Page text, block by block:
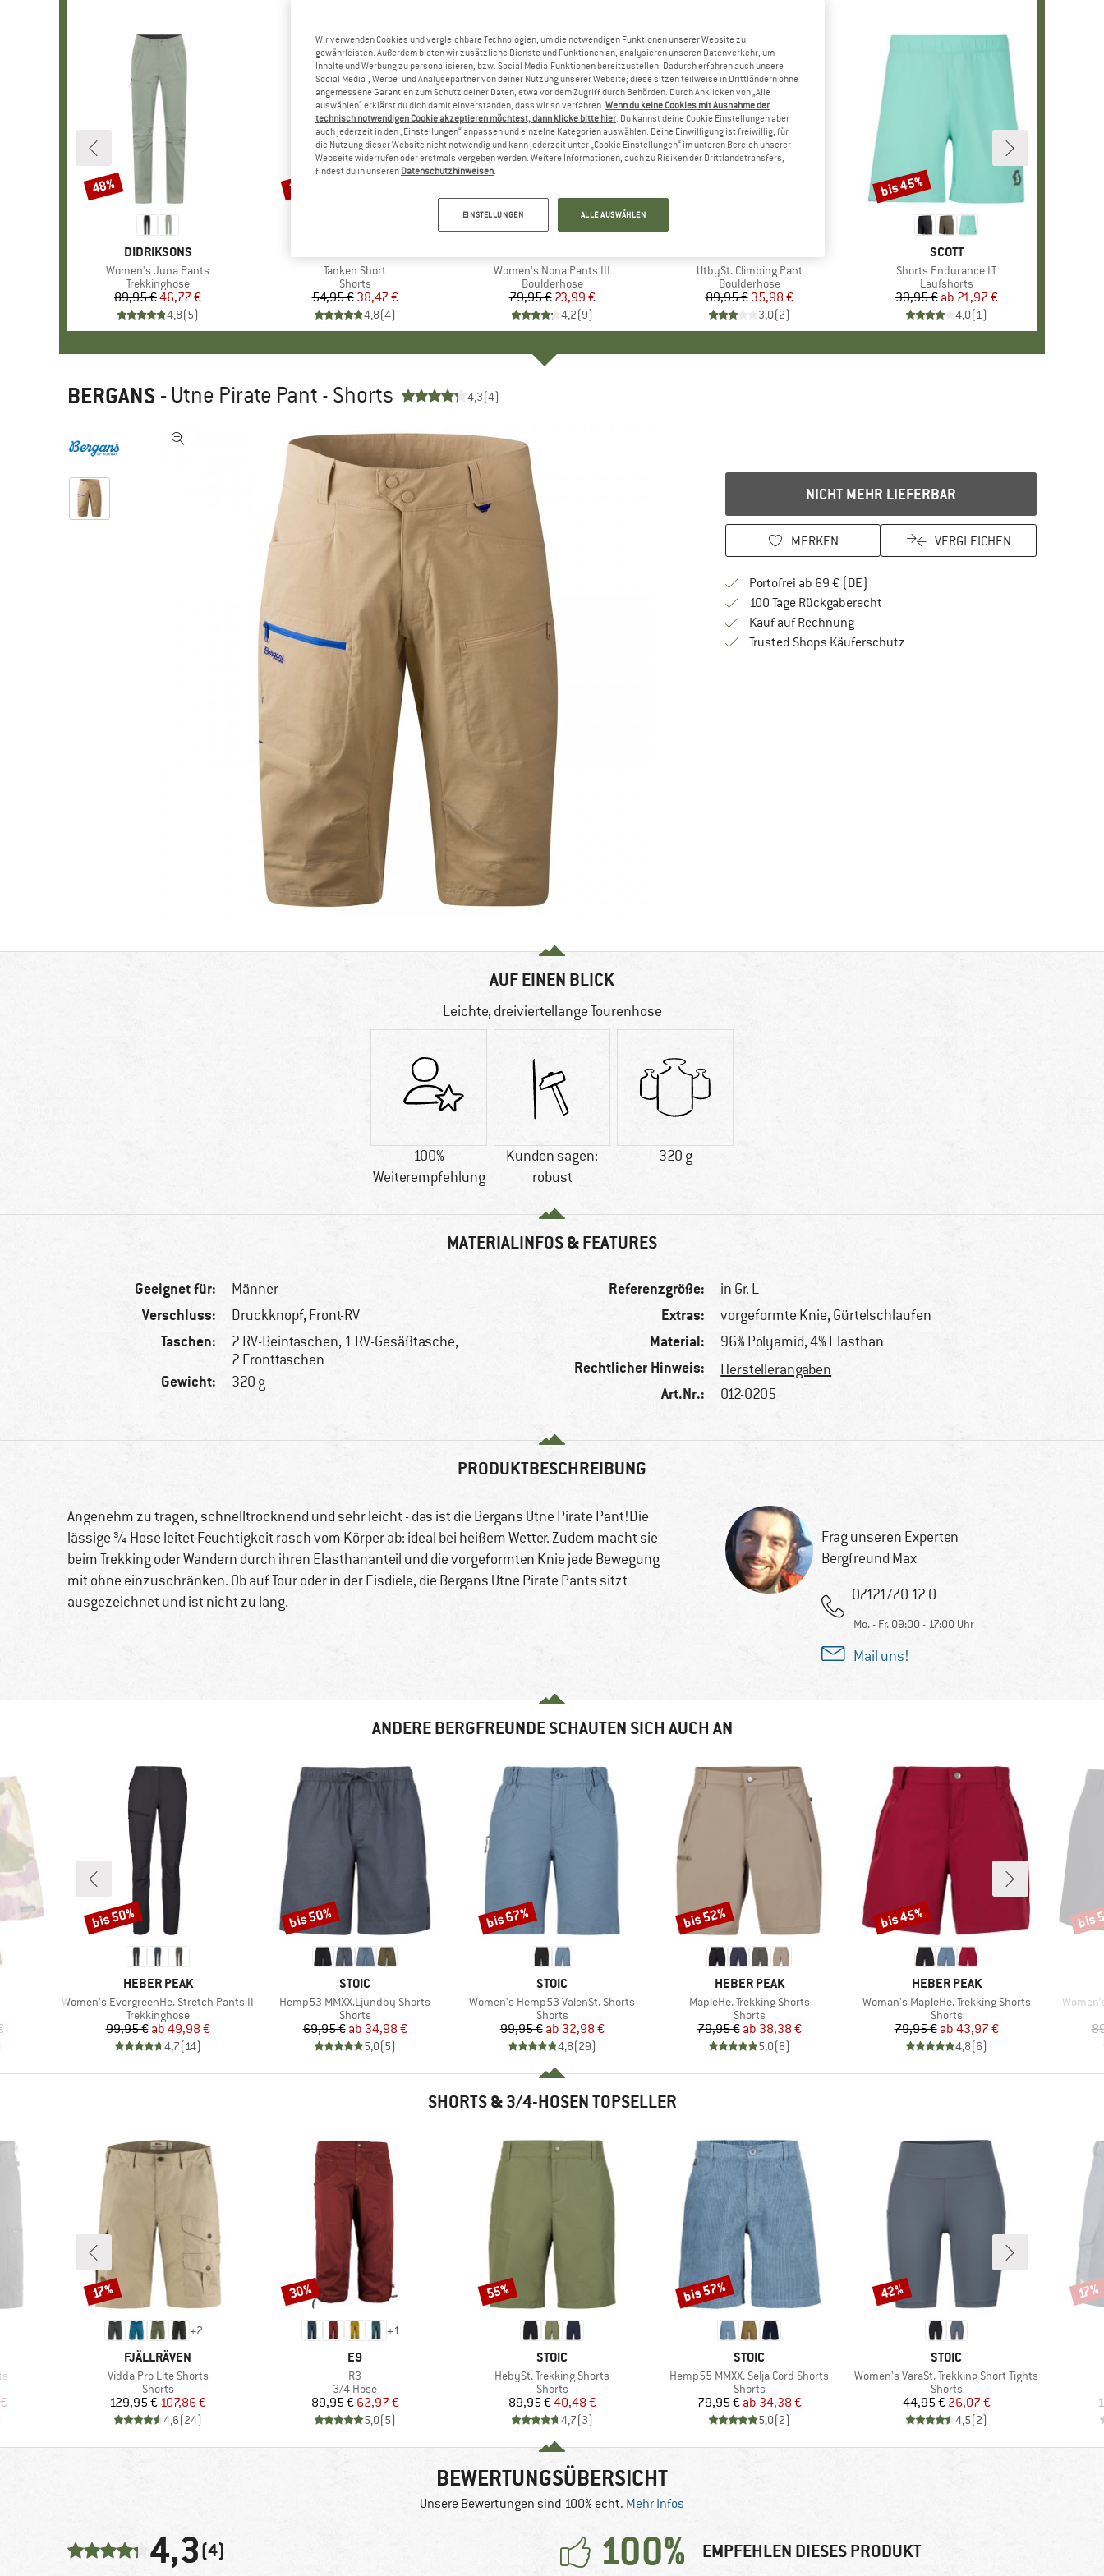
MARKE
DIDRIKSONS
Artikel
Women's Juna Pants
Produktgruppe
Trekkinghose
Preis
89,95 €reduzierter Preis
46,77 €
4,8(5)
Rabatt
48%
Artikel
Tanken Short
Produktgruppe
Shorts
Preis
54,95 € reduzierter Preis
38,47 €
4,8(4)
Rabatt
30%
Artikel
Women's Nona Pants III
Produktgruppe
Boulderhose
Preis
79,95 €reduzierter Preis
23,99 €
4,2(9)
Artikel
UtbySt. Climbing Pant
Produktgruppe
Boulderhose
Preis
89,95 € reduzierter Preis
35,98 €
3,0(2)
MARKE
SCOTT
Artikel
Shorts Endurance LT
Produktgruppe
Laufshorts
Preis
39,95 € reduzierter Preis
ab 21,97 €
4,0(1)
Rabatt
bis 45%
BERGANS - Utne Pirate Pant - Shorts 4,3(4)
NICHT MEHR LIEFERBAR
MERKEN VERGLEICHEN
Portofrei ab 69 € (DE)
100 Tage RückgaberechtGehe hier zu den Rückgabe-Richtlinien
Kauf auf RechnungFinde die Zahlungs-Infos hier! Öffnet sich in
Trusted Shops KäuferschutzFinde alle Infos hier!
AUF EINEN BLICK
Leichte, dreiviertellange Tourenhose
100%
Weiterempfehlung
Kunden sagen:
robust
320 g
MATERIALINFOS & FEATURES
Geeignet für: Männer
Verschluss: Druckknopf, Front-RV
Taschen:
2 RV-Beintaschen, 1 RV-Gesäßtasche,
2 Fronttaschen
Gewicht: 320 g
Referenzgröße: in Gr. L
Extras: vorgeformte Knie, Gürtelschlaufen
Material: 96% Polyamid, 4% Elasthan
Rechtlicher Hinweis: Herstellerangaben
Art.Nr.: 012-0205
PRODUKTBESCHREIBUNG
Angenehm zu tragen, schnelltrocknend und sehr leicht - das ist die Bergans Utne Pirate Pant!Die
lässige ¾ Hose leitet Feuchtigkeit rasch vom Körper ab: ideal bei heißem Wetter. Zudem macht sie
beim Trekking oder Wandern durch ihren Elasthananteil und die vorgeformten Knie jede Bewegung
mit ohne einzuschränken. Ob auf Tour oder in der Eisdiele, die Bergans Utne Pirate Pants sitzt
ausgezeichnet und ist nicht zu lang.
Frag unseren Experten
Bergfreund Max
07121/70 12 0
Mo. - Fr. 09:00 - 17:00 Uhr
Mail uns!
ANDERE BERGFREUNDE SCHAUTEN SICH AUCH AN
Preis
MARKE
HEBER PEAK
Artikel
Women's EvergreenHe. Stretch Pants II
Produktgruppe
Trekkinghose
Preis
99,95 € reduzierter Preis
ab 49,98 €
4,7(14)
Rabatt
bis 50%
MARKE
STOIC
Artikel
Hemp53 MMXX.Ljundby Shorts
Produktgruppe
Shorts
Preis
69,95 € reduzierter Preis
ab 34,98 €
5,0(5)
Rabatt
bis 50%
MARKE
STOIC
Artikel
Women's Hemp53 ValenSt. Shorts
Produktgruppe
Shorts
Preis
99,95 € reduzierter Preis
ab 32,98 €
4,8(29)
Rabatt
bis 67%
MARKE
HEBER PEAK
Artikel
MapleHe. Trekking Shorts
Produktgruppe
Shorts
Preis
79,95 € reduzierter Preis
ab 38,38 €
5,0(8)
Rabatt
bis 52%
MARKE
HEBER PEAK
Artikel
Woman's MapleHe. Trekking Shorts
Produktgruppe
Shorts
Preis
79,95 € reduzierter Preis
ab 43,97 €
4,8(6)
Rabatt
bis 45%
Artikel
bis
SHORTS & 3/4-HOSEN TOPSELLER
Preis
+2
MARKE
FJÄLLRÄVEN
Artikel
Vidda Pro Lite Shorts
Produktgruppe
Shorts
Preis
129,95 €reduzierter Preis
107,86 €
4,6(24)
Rabatt
17%
+1
MARKE
E9
Artikel
R3
Produktgruppe
3/4 Hose
Preis
89,95 €reduzierter Preis
62,97 €
5,0(5)
Rabatt
30%
MARKE
STOIC
Artikel
HebySt. Trekking Shorts
Produktgruppe
Shorts
Preis
89,95 €reduzierter Preis
40,48 €
4,7(3)
Rabatt
55%
MARKE
STOIC
Artikel
Hemp55 MMXX. Selja Cord Shorts
Produktgruppe
Shorts
Preis
79,95 € reduzierter Preis
ab 34,38 €
5,0(2)
Rabatt
bis 57%
MARKE
STOIC
Artikel
Women's VaraSt. Trekking Short Tights
Produktgruppe
Shorts
Preis
44,95 €reduzierter Preis
26,07 €
4,5(2)
Rabatt
42% 17%
BEWERTUNGSÜBERSICHT
Unsere Bewertungen sind 100% echt. Mehr Infos
4,3(4) 100% EMPFEHLEN DIESES PRODUKT
Wir verwenden Cookies und vergleichbare Technologien, um die notwendigen Funktionen unserer Website zu
gewährleisten. Außerdem bieten wir zusätzliche Dienste und Funktionen an, analysieren unseren Datenverkehr, um
Inhalte und Werbung zu personalisieren, bzw. Social Media-Funktionen bereitzustellen. Dadurch erfahren auch unsere
Social Media-, Werbe- und Analysepartner von deiner Nutzung unserer Website; diese sitzen teilweise in Drittländern ohne
angemessene Garantien zum Schutz deiner Daten, etwa vor dem Zugriff durch Behörden. Durch Anklicken von „Alle
auswählen“ erklärst du dich damit einverstanden, dass wir so verfahren. Wenn du keine Cookies mit Ausnahme der
technisch notwendigen Cookie akzeptieren möchtest, dann klicke bitte hier. Du kannst deine Cookie Einstellungen aber
auch jederzeit in den „Einstellungen“ anpassen und einzelne Kategorien auswählen. Deine Einwilligung ist freiwillig, für
die Nutzung dieser Website nicht notwendig und kann jederzeit unter „Cookie Einstellungen“ im unteren Bereich unserer
Webseite widerrufen oder erstmals vergeben werden. Weitere Informationen, auch zu Risiken der Drittlandstransfers,
findest du in unseren Datenschutzhinweisen.
EINSTELLUNGEN ALLE AUSWÄHLEN